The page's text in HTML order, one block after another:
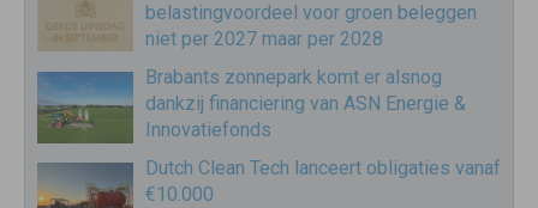
belastingvoordeel voor groen beleggen
niet per 2027 maar per 2028
Brabants zonnepark komt er alsnog
dankzij financiering van ASN Energie &
Innovatiefonds
Dutch Clean Tech lanceert obligaties vanaf
€10.000